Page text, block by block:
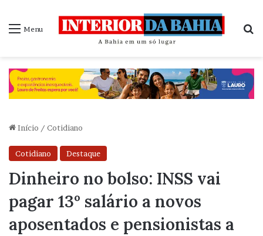
Menu
Início / Cotidiano
Cotidiano Destaque
Dinheiro no bolso: INSS vai
pagar 13º salário a novos
aposentados e pensionistas a